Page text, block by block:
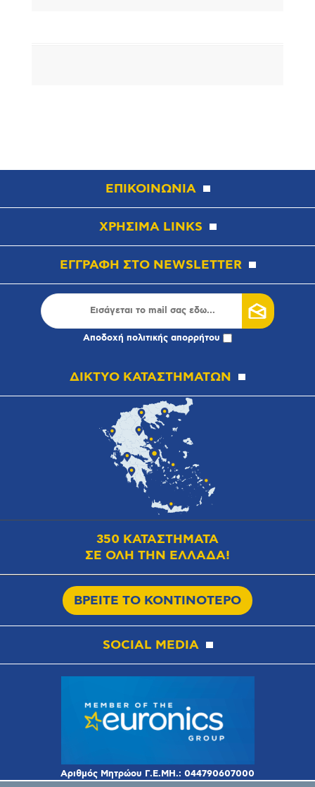
ΕΠΙΚΟΙΝΩΝΙΑ
ΧΡΗΣΙΜΑ LINKS
ΕΓΓΡΑΦΗ ΣΤΟ NEWSLETTER
Αποδοχή πολιτικής απορρήτου
ΔΙΚΤΥΟ ΚΑΤΑΣΤΗΜΑΤΩΝ
350 ΚΑΤΑΣΤΗΜΑΤΑ
ΣΕ ΟΛΗ ΤΗΝ ΕΛΛΑΔΑ!
ΒΡΕΙΤΕ ΤΟ ΚΟΝΤΙΝΟΤΕΡΟ
SOCIAL MEDIA